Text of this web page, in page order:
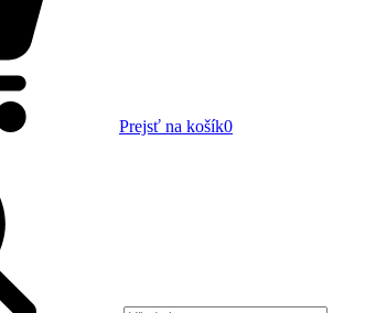
Prejsť na košík0